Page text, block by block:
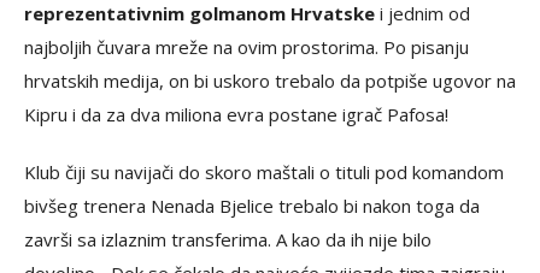
reprezentativnim golmanom Hrvatske i jednim od
najboljih čuvara mreže na ovim prostorima. Po pisanju
hrvatskih medija, on bi uskoro trebalo da potpiše ugovor na
Kipru i da za dva miliona evra postane igrač Pafosa!
Klub čiji su navijači do skoro maštali o tituli pod komandom
bivšeg trenera Nenada Bjelice trebalo bi nakon toga da
završi sa izlaznim transferima. A kao da ih nije bilo